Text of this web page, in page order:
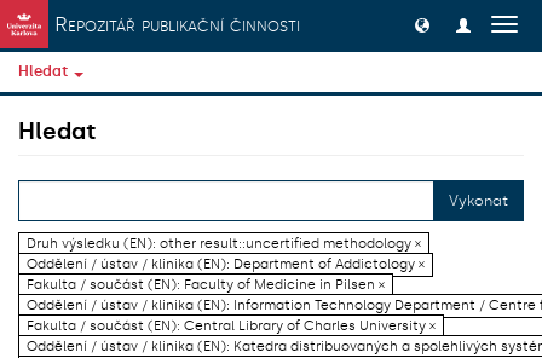
Přeskočit na obsah
Repozitář publikační činnosti
Hledat
Hledat
Vykonat
Druh výsledku (EN): other result::uncertified methodology ×
Oddělení / ústav / klinika (EN): Department of Addictology ×
Fakulta / součást (EN): Faculty of Medicine in Pilsen ×
Oddělení / ústav / klinika (EN): Information Technology Department / Centre
Fakulta / součást (EN): Central Library of Charles University ×
Oddělení / ústav / klinika (EN): Katedra distribuovaných a spolehlivých